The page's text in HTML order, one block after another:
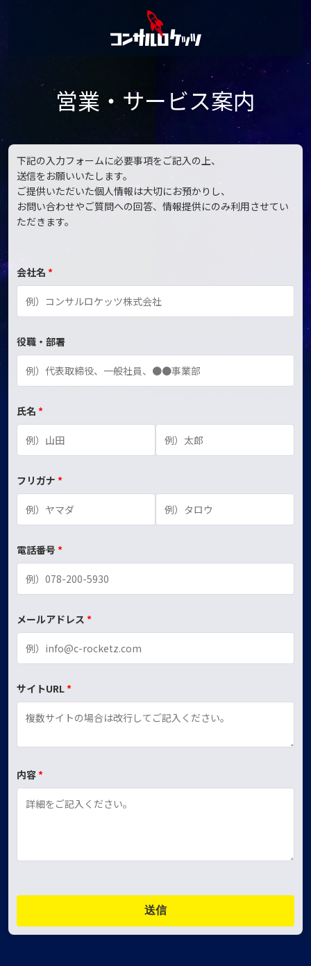
営業・サービス案内
下記の入力フォームに必要事項をご記入の上、
送信をお願いいたします。
ご提供いただいた個人情報は大切にお預かりし、
お問い合わせやご質問への回答、情報提供にのみ利用させてい
ただきます。
会社名
役職・部署
氏名
フリガナ
電話番号
メールアドレス
サイトURL
内容
送信